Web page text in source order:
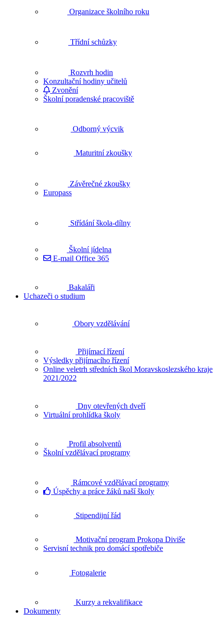
Organizace školního roku
Třídní schůzky
Rozvrh hodin
Konzultační hodiny učitelů
Zvonění
Školní poradenské pracoviště
Odborný výcvik
Maturitní zkoušky
Závěrečné zkoušky
Europass
Střídání škola-dílny
Školní jídelna
E-mail Office 365
Bakaláři
Uchazeči o studium
Obory vzdělávání
Přijímací řízení
Výsledky přijímacího řízení
Online veletrh středních škol Moravskoslezského kraje
2021/2022
Dny otevřených dveří
Virtuální prohlídka školy
Profil absolventů
Školní vzdělávací programy
Rámcové vzdělávací programy
Úspěchy a práce žáků naší školy
Stipendijní řád
Motivační program Prokopa Diviše
Servisní technik pro domácí spotřebiče
Fotogalerie
Kurzy a rekvalifikace
Dokumenty